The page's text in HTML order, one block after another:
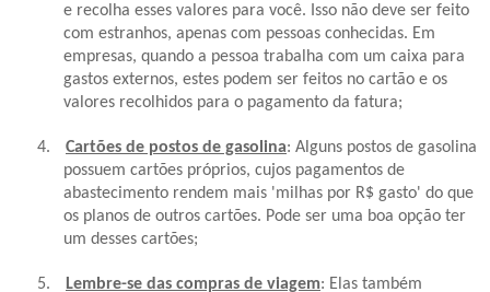
e recolha esses valores para você. Isso não deve ser feito
com estranhos, apenas com pessoas conhecidas. Em
empresas, quando a pessoa trabalha com um caixa para
gastos externos, estes podem ser feitos no cartão e os
valores recolhidos para o pagamento da fatura;
4. Cartões de postos de gasolina: Alguns postos de gasolina
possuem cartões próprios, cujos pagamentos de
abastecimento rendem mais 'milhas por R$ gasto' do que
os planos de outros cartões. Pode ser uma boa opção ter
um desses cartões;
5. Lembre-se das compras de viagem: Elas também